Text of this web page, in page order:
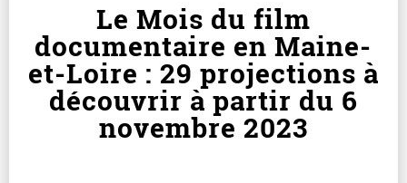
Le Mois du film
documentaire en Maine-
et-Loire : 29 projections à
découvrir à partir du 6
novembre 2023